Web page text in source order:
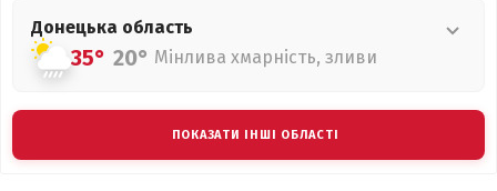
Донецька область
35° 20° Мінлива хмарність, зливи
ПОКАЗАТИ ІНШІ ОБЛАСТІ